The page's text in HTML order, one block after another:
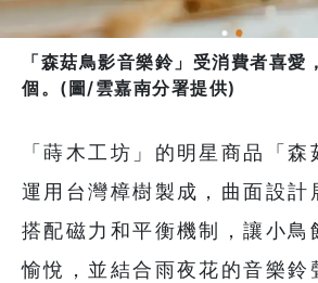
「森菇鳥影音樂鈴」受消費者喜愛
個。(圖/雲嘉南分署提供)
「蒔木工坊」的明星商品「森
運用台灣樟樹製成，曲面設計
搭配磁力和平衡機制，讓小鳥
愉悅，並結合雨夜花的音樂鈴